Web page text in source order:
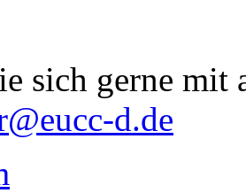
sich gerne mit
d.de